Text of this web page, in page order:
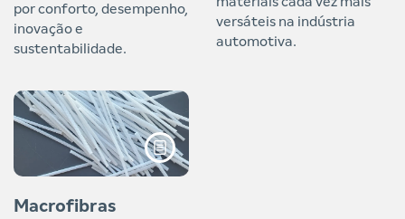
por conforto, desempenho,
inovação e
sustentabilidade.
versáteis na indústria
automotiva.
Macrofibras